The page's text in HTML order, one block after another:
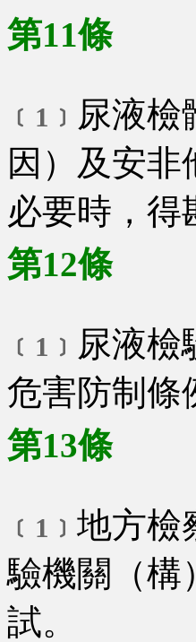
第11條
﹝1﹞ 尿液檢
因）及安
必要時，得
第12條
﹝1﹞ 尿液檢
危害防制條
第13條
﹝1﹞ 地方檢
驗機關（構
試。